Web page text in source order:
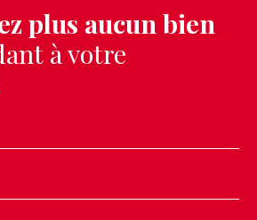
plus aucun bien
à votre